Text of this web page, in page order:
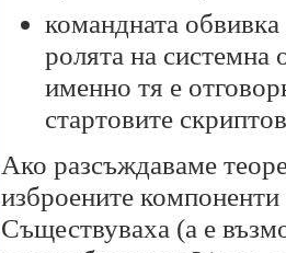
командната обвивка
ролята на системна
именно тя е
стартовите
Ако разсъждаваме
изброените
Съществуваха (а е